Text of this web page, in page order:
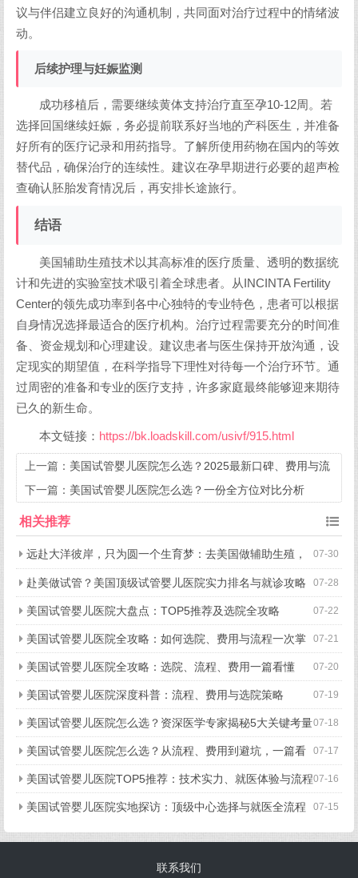
议与伴侣建立良好的沟通机制，共同面对治疗过程中的情绪波
动。
后续护理与妊娠监测
成功移植后，需要继续黄体支持治疗直至孕10-12周。若
选择回国继续妊娠，务必提前联系好当地的产科医生，并准备
好所有的医疗记录和用药指导。了解所使用药物在国内的等效
替代品，确保治疗的连续性。建议在孕早期进行必要的超声检
查确认胚胎发育情况后，再安排长途旅行。
结语
美国辅助生殖技术以其高标准的医疗质量、透明的数据统
计和先进的实验室技术吸引着全球患者。从INCINTA Fertility
Center的领先成功率到各中心独特的专业特色，患者可以根据
自身情况选择最适合的医疗机构。治疗过程需要充分的时间准
备、资金规划和心理建设。建议患者与医生保持开放沟通，设
定现实的期望值，在科学指导下理性对待每一个治疗环节。通
过周密的准备和专业的医疗支持，许多家庭最终能够迎来期待
已久的新生命。
本文链接： https://bk.loadskill.com/usivf/915.html
上一篇： 美国试管婴儿医院怎么选？2025最新口碑、费用与流
程全指南
下一篇： 美国试管婴儿医院怎么选？一份全方位对比分析
相关推荐
07-30
远赴大洋彼岸，只为圆一个生育梦：去美国做辅助生殖，
究竟好在哪？ 07-28
赴美做试管？美国顶级试管婴儿医院实力排名与就诊攻略
07-22
美国试管婴儿医院大盘点：TOP5推荐及选院全攻略
07-21
美国试管婴儿医院全攻略：如何选院、费用与流程一次掌
握 07-20
美国试管婴儿医院全攻略：选院、流程、费用一篇看懂
07-19
美国试管婴儿医院深度科普：流程、费用与选院策略
07-18
美国试管婴儿医院怎么选？资深医学专家揭秘5大关键考量
07-17
美国试管婴儿医院怎么选？从流程、费用到避坑，一篇看
懂所有关键点 07-16
美国试管婴儿医院TOP5推荐：技术实力、就医体验与流程
细节全揭秘 07-15
美国试管婴儿医院实地探访：顶级中心选择与就医全流程
揭秘
联系我们